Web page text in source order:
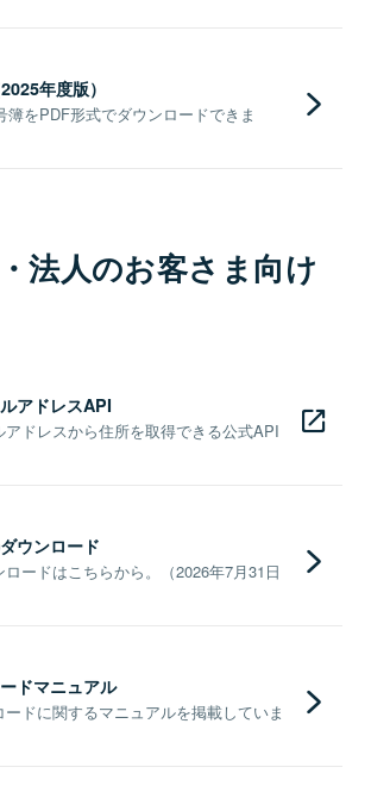
年度版）
簿をPDF形式でダウンロードできま
法人のお客さま向け
アドレスAPI
ドレスから住所を取得できる公式API
ウンロード
ードはこちらから。（2026年7月31日
ドマニュアル
ドに関するマニュアルを掲載していま